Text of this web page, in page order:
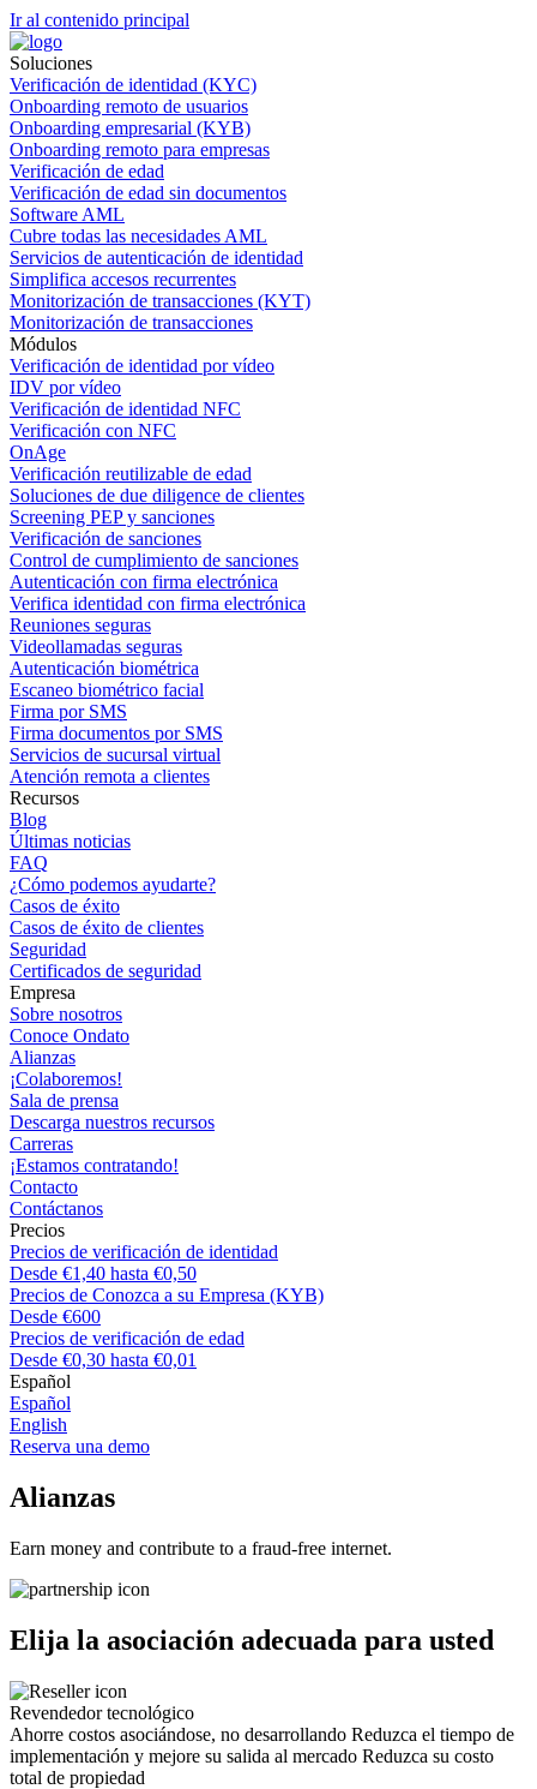
Ir al contenido principal
Soluciones
Verificación de identidad (KYC)
Onboarding remoto de usuarios
Onboarding empresarial (KYB)
Onboarding remoto para empresas
Verificación de edad
Verificación de edad sin documentos
Software AML
Cubre todas las necesidades AML
Servicios de autenticación de identidad
Simplifica accesos recurrentes
Monitorización de transacciones (KYT)
Monitorización de transacciones
Módulos
Verificación de identidad por vídeo
IDV por vídeo
Verificación de identidad NFC
Verificación con NFC
OnAge
Verificación reutilizable de edad
Soluciones de due diligence de clientes
Screening PEP y sanciones
Verificación de sanciones
Control de cumplimiento de sanciones
Autenticación con firma electrónica
Verifica identidad con firma electrónica
Reuniones seguras
Videollamadas seguras
Autenticación biométrica
Escaneo biométrico facial
Firma por SMS
Firma documentos por SMS
Servicios de sucursal virtual
Atención remota a clientes
Recursos
Blog
Últimas noticias
FAQ
¿Cómo podemos ayudarte?
Casos de éxito
Casos de éxito de clientes
Seguridad
Certificados de seguridad
Empresa
Sobre nosotros
Conoce Ondato
Alianzas
¡Colaboremos!
Sala de prensa
Descarga nuestros recursos
Carreras
¡Estamos contratando!
Contacto
Contáctanos
Precios
Precios de verificación de identidad
Desde €1,40 hasta €0,50
Precios de Conozca a su Empresa (KYB)
Desde €600
Precios de verificación de edad
Desde €0,30 hasta €0,01
Español
Español
English
Reserva una demo
Alianzas
Earn money and contribute to a fraud-free internet.
Elija la asociación adecuada para usted
Revendedor tecnológico
Ahorre costos asociándose, no desarrollando Reduzca el tiempo de
implementación y mejore su salida al mercado Reduzca su costo
total de propiedad